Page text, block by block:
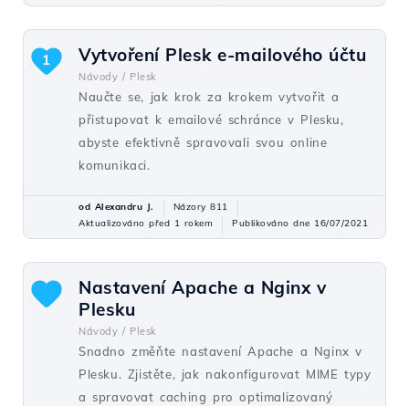
Vytvoření Plesk e-mailového účtu
Návody / Plesk
Naučte se, jak krok za krokem vytvořit a
přistupovat k emailové schránce v Plesku,
abyste efektivně spravovali svou online
komunikaci.
1
od Alexandru J.
Názory 811
Aktualizováno před 1 rokem
Publikováno dne 16/07/2021
Nastavení Apache a Nginx v
Plesku
Návody / Plesk
Snadno změňte nastavení Apache a Nginx v
Plesku. Zjistěte, jak nakonfigurovat MIME typy
a spravovat caching pro optimalizovaný